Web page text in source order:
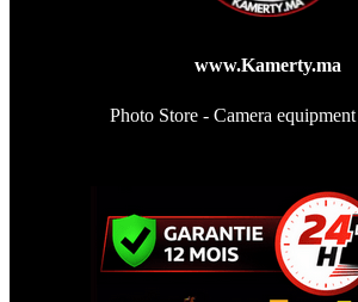
www.Kamerty.ma
Photo Store - Camera